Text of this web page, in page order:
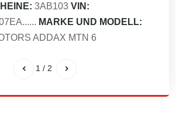
3AB103 VIN:
MARKE UND MODELL:
ADDAX MTN 6
1 / 2